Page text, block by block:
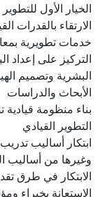
للتطوير القيادي
القيادية
بمعايير عالمية
إعداد البحوث
الهياكل
تنموية
تدريب تدعم
التدريب
طرق تقديم التدريب
ومؤسسات